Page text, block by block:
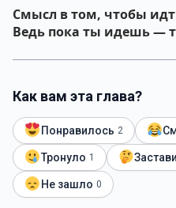
Смысл в том, чтобы
Ведь пока ты идешь —
Как вам эта глава?
Понравилось 2
Тронуло 1
Не зашло 0